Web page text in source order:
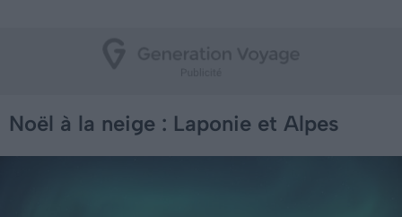
Noël à la neige : Laponie et Alpes